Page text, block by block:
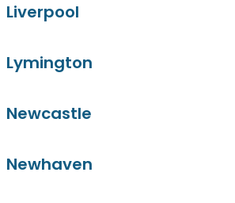
Liverpool
Lymington
Newcastle
Newhaven